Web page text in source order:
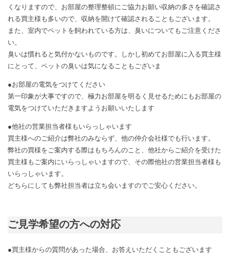
くなりますので、お部屋の整理整頓にご協力お願い収納の多さを確認さ
れる買主様も多いので、収納を開けて確認されることもございます。
また、室内でペットを飼われている方は、臭いについてもご注意くださ
い。
臭いは慣れると気付かないものです。しかし初めてお部屋に入る買主様
にとって、ペットの臭いは気になることもございま
●お部屋の電気をつけてください
第一印象が大事ですので、極力お部屋を明るく見せるためにもお部屋の
電気をつけていただきますようお願いいたします
●他社の営業担当者様もいらっしゃいます
買主様へのご紹介は弊社のみならず、他の仲介会社様でも行います。
弊社の買様をご案内する際はもちろんのこと、他社からご紹介を受けた
買主様もご案内にいらっしゃいますので、その際他社の営業担当者様も
いらっしゃいます。
どちらにしても弊社担当者は立ち会いますのでご安心ください。
ご見学希望の方への対応
●買主様からの質問があった場合、お答えいただくこともございます